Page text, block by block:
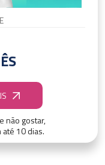
não gostar,
10 dias.